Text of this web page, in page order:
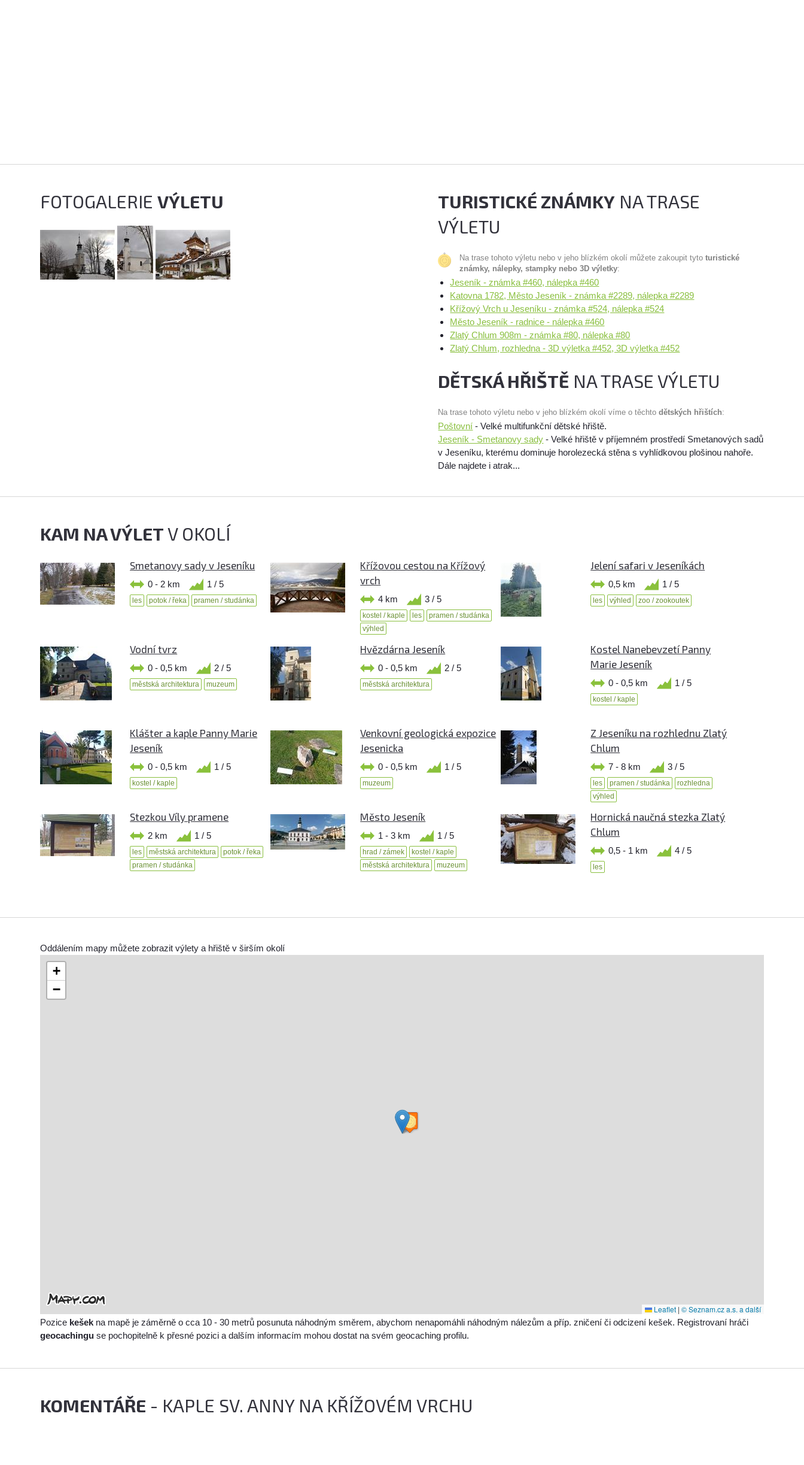
FOTOGALERIEVÝLETU TURISTICKÉ ZNÁMKY NA TRASE
VÝLETU
Na trase tohoto výletu nebo v jeho blízkém okolí můžete zakoupit tytoturistické
známky, nálepky, stampky nebo 3D výletky:
Jeseník - známka #460, nálepka #460
Katovna 1782, Město Jeseník - známka #2289, nálepka #2289
Křížový Vrch u Jeseníku - známka #524, nálepka #524
Město Jeseník - radnice - nálepka #460
Zlatý Chlum 908m - známka #80, nálepka #80
Zlatý Chlum, rozhledna - 3D výletka #452, 3D výletka #452
DĚTSKÁ HŘIŠTĚ NA TRASE VÝLETU
Na trase tohoto výletu nebo v jeho blízkém okolí víme o těchtodětských hřištích:
Poštovní - Velké multifunkční dětské hřiště.
Jeseník - Smetanovy sady - Velké hřiště v příjemném prostředí Smetanových sadů
v Jeseníku, kterému dominuje horolezecká stěna s vyhlídkovou plošinou nahoře.
Dále najdete i atrak...
KAM NA VÝLETV OKOLÍ
Smetanovy sady v Jeseníku
0 - 2 km 1 / 5
les potok / řeka pramen / studánka
Křížovou cestou na Křížový
vrch
4 km 3 / 5
kostel / kaple les
pramen / studánka
výhled
Jelení safari v Jeseníkách
0,5 km 1 / 5
les výhled zoo / zookoutek
Vodní tvrz
0 - 0,5 km 2 / 5
městská architektura muzeum
Hvězdárna Jeseník
0 - 0,5 km 2 / 5
městská architektura
Kostel Nanebevzetí Panny
Marie Jeseník
0 - 0,5 km 1 / 5
kostel / kaple
Klášter a kaple Panny Marie
Jeseník
0 - 0,5 km 1 / 5
kostel / kaple
Venkovní geologická expozice
Jesenicka
0 - 0,5 km 1 / 5
muzeum
Z Jeseníku na rozhlednu Zlatý
Chlum
7 - 8 km 3 / 5
les pramen / studánka
rozhledna
výhled
Stezkou Víly pramene
2 km 1 / 5
les městská architektura
potok / řeka
pramen / studánka
Město Jeseník
1 - 3 km 1 / 5
hrad / zámek
kostel / kaple
městská architektura
muzeum
Hornická naučná stezka Zlatý
Chlum
0,5 - 1 km 4 / 5
les
Oddálením mapy můžete zobrazit výlety a hřiště v širším okolí
+
−
Leaflet | © Seznam.cz a.s. a další
Pozice kešek na mapě je záměrně o cca 10 - 30 metrů posunuta náhodným směrem, abychom nenapomáhli náhodným nálezům a příp. zničení či odcizení kešek. Registrovaní hráči
geocachingu se pochopitelně k přesné pozici a dalším informacím mohou dostat na svém geocaching profilu.
KOMENTÁŘE - KAPLE SV. ANNY NA KŘÍŽOVÉM VRCHU